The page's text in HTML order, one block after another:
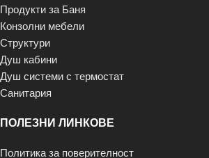
Продукти за Баня
Конзолни мебели
Структури
Душ кабини
Душ системи с термостат
Санитария
ПОЛЕЗНИ ЛИНКОВЕ
Политика за поверителност